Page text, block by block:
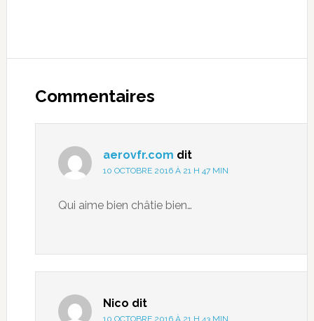
Commentaires
aerovfr.com dit
10 OCTOBRE 2016 À 21 H 47 MIN
Qui aime bien châtie bien…
Nico dit
10 OCTOBRE 2016 À 21 H 43 MIN